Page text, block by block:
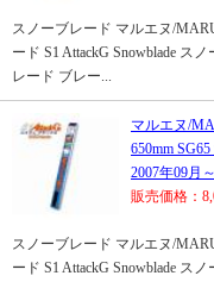
スノーブレード マルエヌ/
ード S1 AttackG Snowblade ス
レード ブレー...
マルエヌ/
650mm
2007年09月
販売価格：
スノーブレード マルエヌ/
ード S1 AttackG Snowblade ス